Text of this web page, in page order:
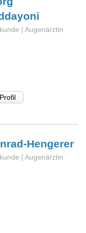
| Augenärztin
Hengerer
| Augenärztin